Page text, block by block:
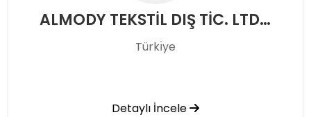
ALMODY TEKSTİL DIŞ TİC. LTD. ŞTİ.
Türkı̇ye
Detaylı İncele